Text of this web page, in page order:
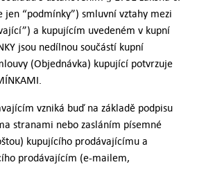
jen “podmínky”) smluvní vztahy mezi
a kupujícím uvedeném v kupní
jsou nedílnou součástí kupní
(Objednávka) kupující potvrzuje
vzniká buď na základě podpisu
stranami nebo zasláním písemné
kupujícího prodávajícímu a
prodávajícím (e-mailem,